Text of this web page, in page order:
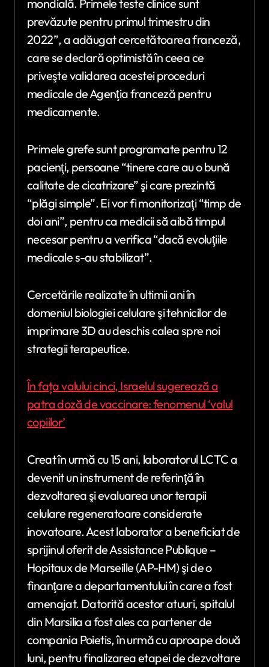
mondială. Primele teste clinice sunt
prevăzute pentru primul trimestru din
2022”, a adăugat cercetătoarea franceză,
care se declară optimistă în ceea ce
priveşte validarea acestei proceduri
medicale de Agenţia franceză pentru
medicamente.
Primele grefe sunt programate pentru 12
pacienţi, persoane “tinere care au o bună
calitate de cicatrizare” şi care prezintă
“plăgi simple”. Ei vor fi monitorizaţi “timp de
doi ani”, pentru ca medicii să aibă timpul
necesar pentru a verifica “dacă evoluţiile
medicale s-au stabilizat”.
Cercetările realizate în ultimii ani în
domeniul biologiei celulare şi tehnicilor de
imprimare 3D au deschis calea spre noi
strategii terapeutice.
În fața valului cinci, Israelul sugerează a
patra doză de vaccinare: fenomenul ‘valul
copiilor’
Creat în urmă cu 15 ani, laboratorul LCTC a
devenit un instrument de referinţă în
dezvoltarea şi evaluarea unor terapii
celulare regeneratoare considerate
inovatoare. Acest laborator a beneficiat de
sprijinul oferit de Assistance Publique –
Hopitaux de Marseille (AP-HM) şi de o
finanţare a departamentului în care a fost
amenajat. Datorită acestor atuuri, spitalul
din Marsilia a fost ales ca partener de
compania Poietis, în urmă cu aproape două
luni, pentru finalizarea etapei de dezvoltare